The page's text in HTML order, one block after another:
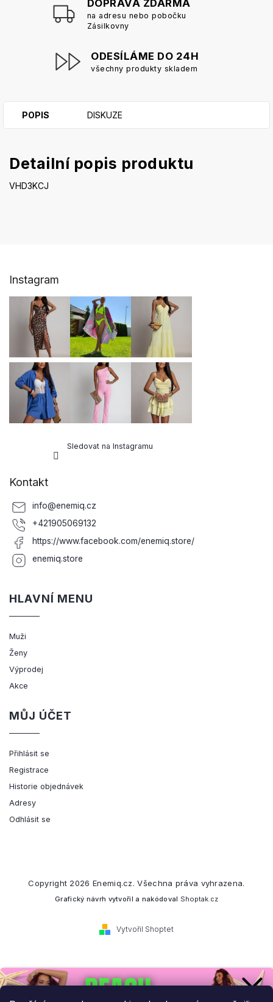
DOPRAVA ZDARMA
na adresu nebo pobočku
Zásilkovny
ODESÍLÁME DO 24H
všechny produkty skladem
POPIS DISKUZE
Detailní popis produktu
VHD3KCJ
Instagram
Sledovat na Instagramu
Kontakt
info@enemiq.cz
+421905069132
https://www.facebook.com/enemiq.store/
enemiq.store
HLAVNÍ MENU
Muži
Ženy
Výprodej
Akce
MŮJ ÚČET
Přihlásit se
Registrace
Historie objednávek
Adresy
Odhlásit se
Vytvořil Shoptet
Copyright 2026 Enemiq.cz. Všechna práva vyhrazena.
Grafický návrh vytvořil a nakódoval Shoptak.cz
Přihlaste se k našemu